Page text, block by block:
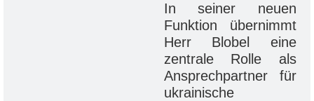
In seiner neuen
Funktion übernimmt
Herr Blobel eine
zentrale Rolle als
Ansprechpartner für
ukrainische